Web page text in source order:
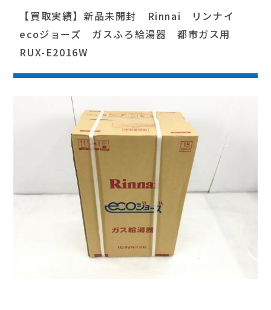
【買取実績】新品未開封 Rinnai リンナイ
ecoジョーズ ガスふろ給湯器 都市ガス用
RUX-E2016W